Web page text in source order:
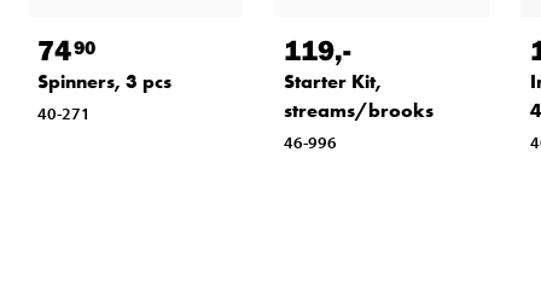
7490
Spinners, 3 pcs
40-271
119,-
Starter Kit,
streams/brooks
46-996